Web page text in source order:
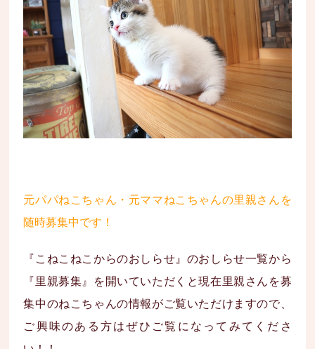
元パパねこちゃん・元ママねこちゃんの里親さんを
随時募集中です！
『こねこねこからのおしらせ』のおしらせ一覧から
『里親募集』を開いていただくと現在里親さんを募
集中のねこちゃんの情報がご覧いただけますので、
ご興味のある方はぜひご覧になってみてくださ